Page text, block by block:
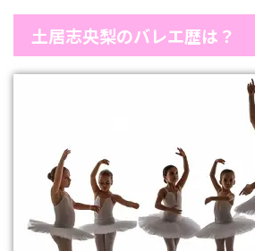
土居志央梨のバレエ歴は？